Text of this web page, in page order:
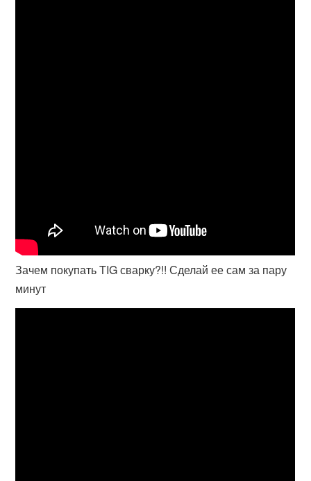
Зачем покупать TIG сварку?!! Сделай ее сам за пару
минут